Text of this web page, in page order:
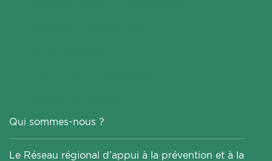
Qui sommes-nous ?
Le Réseau régional d’appui à la prévention et à la